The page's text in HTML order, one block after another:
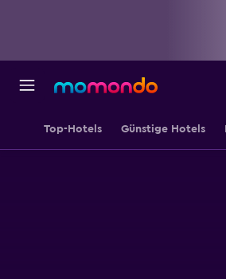
Top-Hotels Günstige Hotels